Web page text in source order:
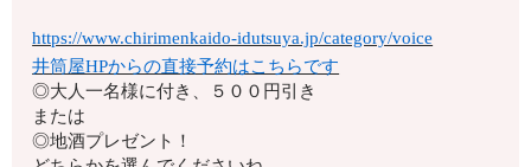
https://www.chirimenkaido-idutsuya.jp/category/voice
井筒屋HPからの直接予約はこちらです
◎大人一名様に付き、５００円引き
または
◎地酒プレゼント！